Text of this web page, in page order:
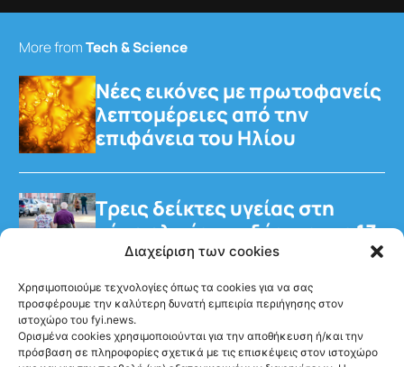
Διαχείριση των cookies
Χρησιμοποιούμε τεχνολογίες όπως τα cookies για να σας
προσφέρουμε την καλύτερη δυνατή εμπειρία περιήγησης στον
ιστοχώρο του fyi.news.
Ορισμένα cookies χρησιμοποιούνται για την αποθήκευση ή/και την
πρόσβαση σε πληροφορίες σχετικά με τις επισκέψεις στον ιστοχώρο
More fromTech & Science
Νέες εικόνες με πρωτοφανείς
λεπτομέρειες από την
επιφάνεια του Ηλίου
Τρεις δείκτες υγείας στη
μέση ηλικία συνδέονται με 13
επιπλέον χρόνια χωρίς άνοια